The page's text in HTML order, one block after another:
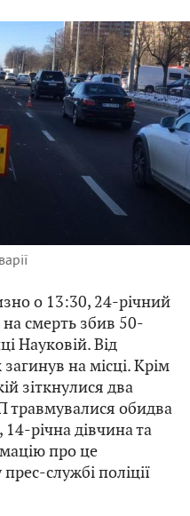
о 13:30, 24-річний
смерть збив 50-
Науковій. Від
на місці. Крім
зіткнулися два
травмувалися обидва
14-річна дівчина та
про це
службі поліції